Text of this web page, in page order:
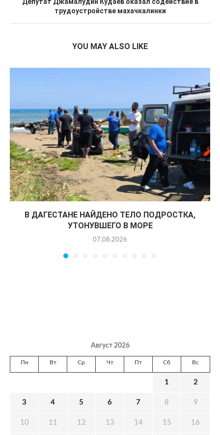
трудоустройстве махачкалинки
YOU MAY ALSO LIKE
В ДАГЕСТАНЕ НАЙДЕНО ТЕЛО ПОДРОСТКА,
УТОНУВШЕГО В МОРЕ
07.08.2026
Август 2026
Пн Вт Ср Чт Пт Сб Вс
1 2
3 4 5 6 7 8 9
10 11 12 13 14 15 16